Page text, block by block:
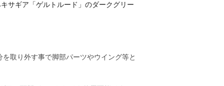
サギア「ゲルトルード」のダークグリー
取り外す事で脚部パーツやウイング等と